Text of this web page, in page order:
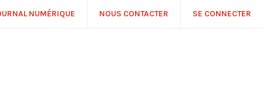
NUMÉRIQUE NOUS CONTACTER SE CONNECTER